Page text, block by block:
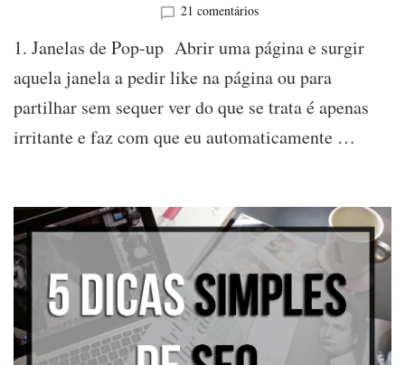
21 comentáriosem
razões
quais
eu
leio
1. Janelas de Pop-up Abrir uma página e surgir
aquela janela a pedir like na página ou para
partilhar sem sequer ver do que se trata é apenas
irritante e faz com que eu automaticamente …